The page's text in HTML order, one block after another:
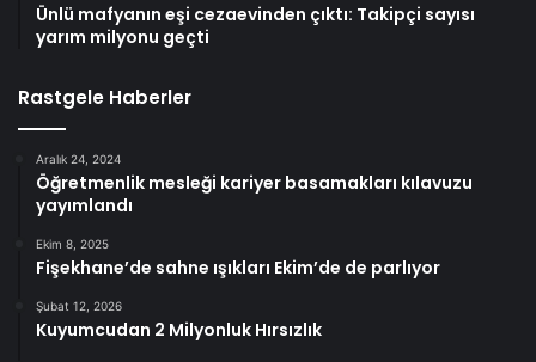
Ünlü mafyanın eşi cezaevinden çıktı: Takipçi sayısı
yarım milyonu geçti
Rastgele Haberler
Aralık 24, 2024
Öğretmenlik mesleği kariyer basamakları kılavuzu
yayımlandı
Ekim 8, 2025
Fişekhane’de sahne ışıkları Ekim’de de parlıyor
Şubat 12, 2026
Kuyumcudan 2 Milyonluk Hırsızlık